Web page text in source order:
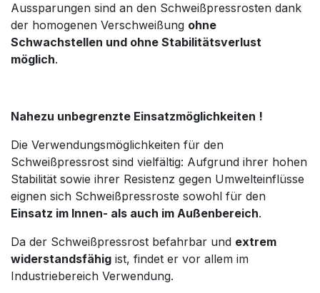
Aussparungen sind an den Schweißpressrosten dank
der homogenen Verschweißung ohne
Schwachstellen und ohne Stabilitätsverlust
möglich.
Nahezu unbegrenzte Einsatzmöglichkeiten !
Die Verwendungsmöglichkeiten für den
Schweißpressrost sind vielfältig: Aufgrund ihrer hohen
Stabilität sowie ihrer Resistenz gegen Umwelteinflüsse
eignen sich Schweißpressroste sowohl für den
Einsatz im Innen- als auch im Außenbereich.
Da der Schweißpressrost befahrbar und extrem
widerstandsfähig ist, findet er vor allem im
Industriebereich Verwendung.